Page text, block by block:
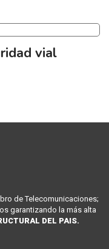
vial
de Telecomunicaciones;
garantizando la más alta
DEL PAIS.